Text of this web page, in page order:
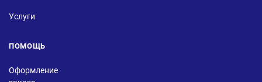
Услуги
ПОМОЩЬ
Оформление